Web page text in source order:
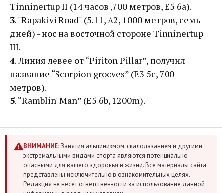
Tinninertup II (14 часов ,700 метров, E5 6a).
3. "Rapakivi Road" (5.11, A2, 1000 метров, семь
дней) - нос на восточной стороне Tinninertup
III.
4. Линия левее от “Piriton Pillar”, получил
название “Scorpion grooves” (E3 5c, 700
метров).
5. “Ramblin' Man” (E5 6b, 1200m).
ВНИМАНИЕ:Занятия альпинизмом, скалолазанием и другими
экстремальными видами спорта являются потенциально
опасными для вашего здоровья и жизни. Все материалы сайта
представлены исключительно в ознакомительных целях.
Редакция не несет ответственности за использование данной